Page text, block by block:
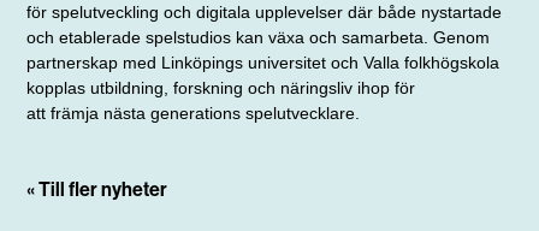
för spelutveckling och digitala upplevelser där både nystartade
och etablerade spelstudios kan växa och sam­arbeta. Genom
partnerskap med Linköpings universitet och Valla folkhögskola
kopplas utbildning, forskning och näringsliv ihop för
att främja nästa generations spel­utvecklare.
« Till fler nyheter